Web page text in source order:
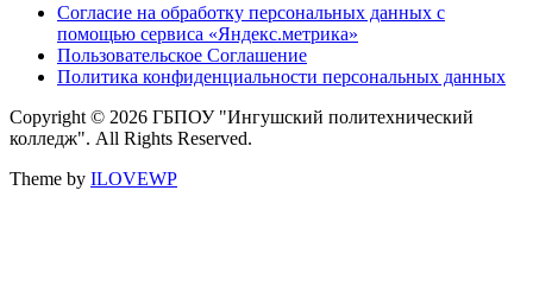
Согласие на обработку персональных данных с
помощью сервиса «Яндекс.метрика»
Пользовательское Соглашение
Политика конфиденциальности персональных данных
Copyright © 2026 ГБПОУ "Ингушский политехнический
колледж". All Rights Reserved.
Theme by ILOVEWP